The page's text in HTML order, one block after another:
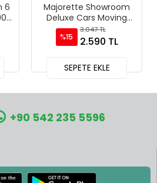
6
Majorette Showroom
Deluxe Cars Moving
Parts 6 Araçlık Set - Pur
Sport
%15
3.047 TL
2.590 TL
SEPETE EKLE
+90 542 235 5596